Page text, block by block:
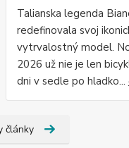
Talianska legenda
redefinovala svoj
vytrvalostný model.
2026 už nie je len
dni v sedle po hladko...
články